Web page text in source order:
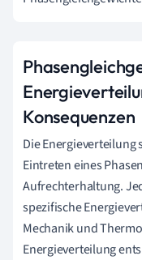
Konsequenzen
Die Energieverteilung
Eintreten eines
Aufrechterhaltung.
spezifische
Mechanik und
Energieverteilung